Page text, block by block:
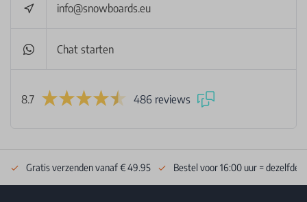
info@snowboards.eu
Chat starten
8.7 486 reviews
Gratis verzenden vanaf € 49.95 Bestel voor 16:00 uur = dezelfde